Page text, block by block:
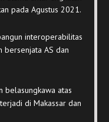
pada Agustus 2021.
interoperabilitas
bersenjata AS dan
belasungkawa atas
di Makassar dan